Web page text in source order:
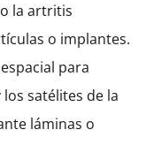
la artritis
o implantes.
para
satélites de la
láminas o